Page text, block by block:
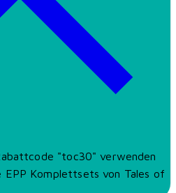
"toc30" verwenden
Komplettsets von Tales of